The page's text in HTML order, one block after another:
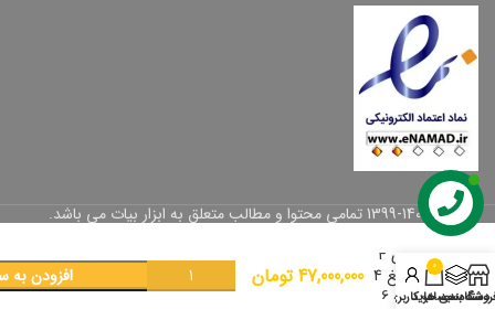
© 1399-1402 تمامی محتوا و مطالب متعلق به ابزار بیات می باشد.
لوله بر
فلزی
ای 4
تیغ 4
به 6
47,000,000 تومان افزودن به
دسته بندی ها
0
سبد خرید
حساب کاربری من